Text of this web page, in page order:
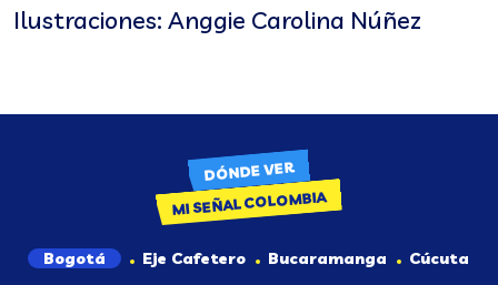
Ilustraciones: Anggie Carolina Núñez
DÓNDE VER
MI SEÑAL COLOMBIA
Bogotá Eje Cafetero Bucaramanga Cúcuta